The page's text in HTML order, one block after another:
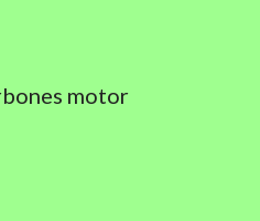
motor